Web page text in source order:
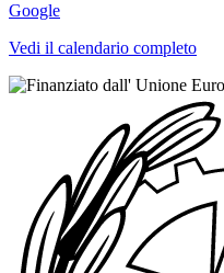
Google
Vedi il calendario completo